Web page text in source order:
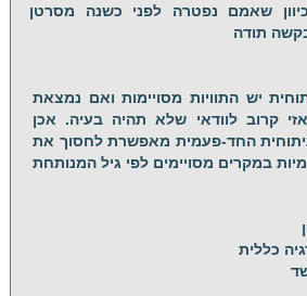
בנות ה4 ו8 כיוון שאמם נפטרה לפני כשנה מסרטן
תודה
יש התוויות מסויימות ואם נמצאת
קרוב לוודאי שלא תהיה בעיה. אכן
החד-פעמית מאפשרת לחסוך את
במקרים מסויימים לפי גיל המנותחת
כללית